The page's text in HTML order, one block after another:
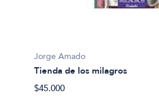
Jorge Amado
Tienda de los milagros
$45.000